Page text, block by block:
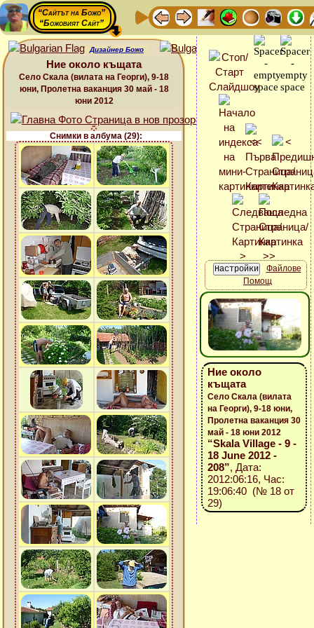
“Сайтът на Божо”
“Божовият Сайт”
Дизайнер Божо
Ние около къщата
Село Скала (вилата на Георги), 9-18
юни, Пролетна ваканция 30 май - 18
юни 2012
Снимки в албума (29):
Файлове
Помощ
Ние около
къщата
Село Скала (вилата
на Георги), 9-18 юни,
Пролетна ваканция 30
май - 18 юни 2012
“Skala Village - 9 -
18 June 2012 -
208”, Дата:
2012:06:16, Час:
19:06:40 (№ 18 от
29)